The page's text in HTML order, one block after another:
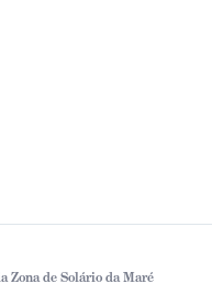
Zona de Solário da Maré